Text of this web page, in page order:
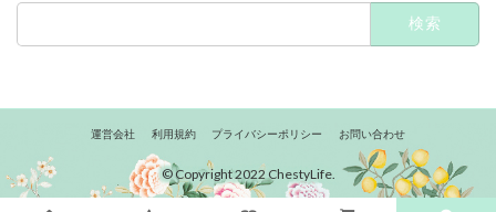
検
運営会社 利用規約 プライバシーポリシー お問い合わせ
© Copyright 2022 ChestyLife.